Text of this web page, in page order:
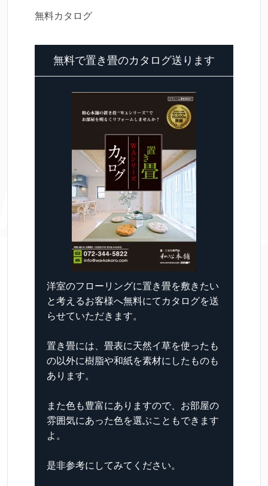
無料カタログ
無料で置き畳のカタログ送ります
洋室のフローリングに置き畳を敷きたい
と考えるお客様へ無料にてカタログを送
らせていただきます。
置き畳には、畳表に天然イ草を使ったも
の以外に樹脂や和紙を素材にしたものも
あります。
また色も豊富にありますので、お部屋の
雰囲気にあった色を選ぶこともできます
よ。
是非参考にしてみてください。